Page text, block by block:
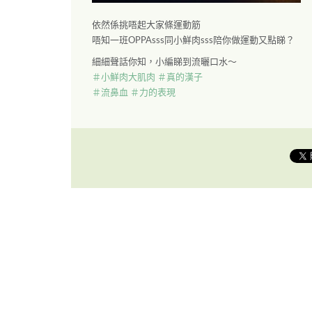
依然係挑唔起大家條運動筋
唔知一班OPPAsss同小鮮肉sss陪你做運動又點睇？
細細聲話你知，小編睇到流曬口水～
＃小鮮肉大肌肉 ＃真的漢子
＃流鼻血 ＃ 力的表現